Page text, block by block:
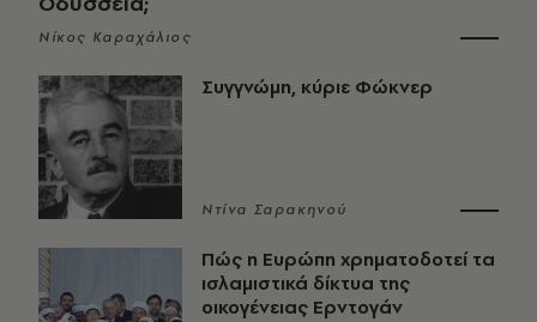
Νίκος Καραχάλιος
Συγγνώμη, κύριε Φώκνερ
Ντίνα Σαρακηνού
Πώς η Ευρώπη χρηματοδοτεί τα
ισλαμιστικά δίκτυα της
οικογένειας Ερντογάν